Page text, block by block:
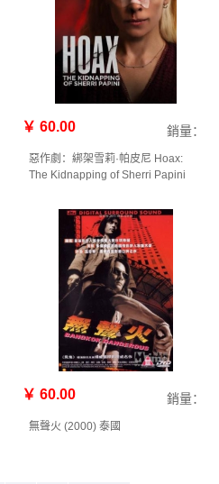
￥ 60.00 銷量：
惡作劇：綁架雪莉·帕皮尼 Hoax:
The Kidnapping of Sherri Papini‎
￥ 60.00 銷量：
無聲火 (2000) 泰國